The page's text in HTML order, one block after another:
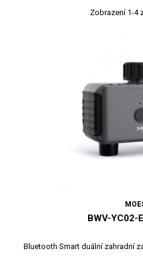
Zobrazení 1-4
BWV-YC02-
Bluetooth Smart duální zahradní